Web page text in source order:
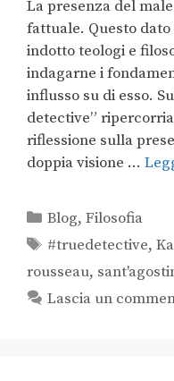
La presenza del
fattuale. Questo
indotto teologi e
indagarne i
influsso su di esso.
detective”
riflessione sulla
doppia visione …
Blog,Filosofia
#truedetective,
rousseau,
Lascia un